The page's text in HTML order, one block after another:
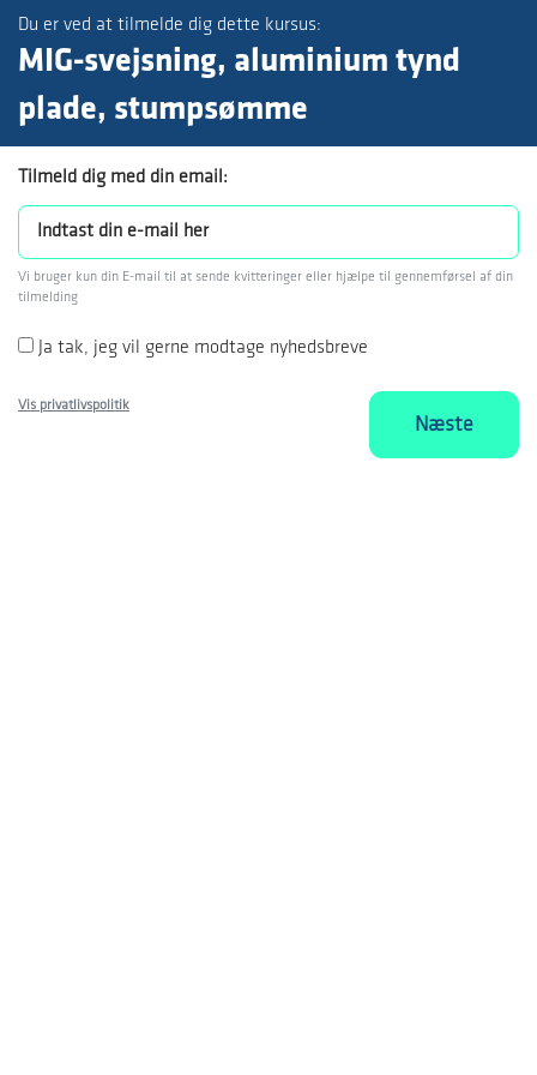
Du er ved at tilmelde dig dette kursus:
MIG-svejsning, aluminium tynd
plade, stumpsømme
Tilmeld dig med din email:
Vi bruger kun din E-mail til at sende kvitteringer eller hjælpe til gennemførsel af din
tilmelding
Ja tak, jeg vil gerne modtage nyhedsbreve
Vis privatlivspolitik